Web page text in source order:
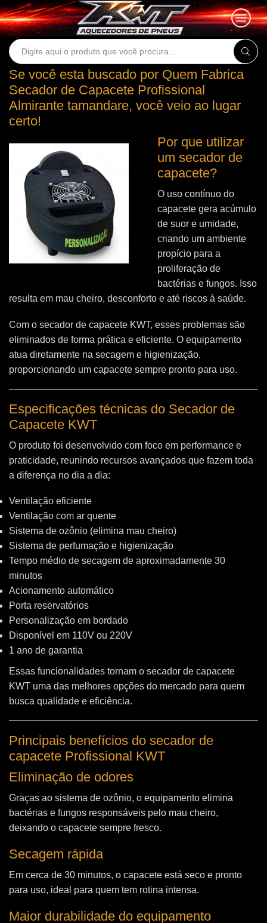
Search
Se você esta buscado por Quem Fabrica
Secador de Capacete Profissional
Almirante tamandare, você veio ao lugar
certo!
Por que utilizar
um secador de
capacete?
O uso contínuo do
capacete gera acúmulo
de suor e umidade,
criando um ambiente
propício para a
proliferação de
bactérias e fungos. Isso
resulta em mau cheiro, desconforto e até riscos à saúde.
Com o secador de capacete KWT, esses problemas são
eliminados de forma prática e eficiente. O equipamento
atua diretamente na secagem e higienização,
proporcionando um capacete sempre pronto para uso.
Especificações técnicas do Secador de
Capacete KWT
O produto foi desenvolvido com foco em performance e
praticidade, reunindo recursos avançados que fazem toda
a diferença no dia a dia:
Ventilação eficiente
Ventilação com ar quente
Sistema de ozônio (elimina mau cheiro)
Sistema de perfumação e higienização
Tempo médio de secagem de aproximadamente 30
minutos
Acionamento automático
Porta reservatórios
Personalização em bordado
Disponível em 110V ou 220V
1 ano de garantia
Essas funcionalidades tornam o secador de capacete
KWT uma das melhores opções do mercado para quem
busca qualidade e eficiência.
Principais benefícios do secador de
capacete Profissional KWT
Eliminação de odores
Graças ao sistema de ozônio, o equipamento elimina
bactérias e fungos responsáveis pelo mau cheiro,
deixando o capacete sempre fresco.
Secagem rápida
Em cerca de 30 minutos, o capacete está seco e pronto
para uso, ideal para quem tem rotina intensa.
Maior durabilidade do equipamento